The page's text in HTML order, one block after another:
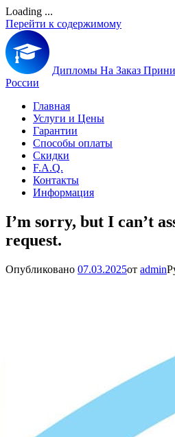
Loading ...
Перейти к содержимому
Дипломы На Заказ
России
Главная
Услуги и Цены
Гарантии
Способы оплаты
Скидки
F.A.Q.
Контакты
Информация
I’m sorry, but I can’t
request.
Опубликовано 07.03.2025от admin